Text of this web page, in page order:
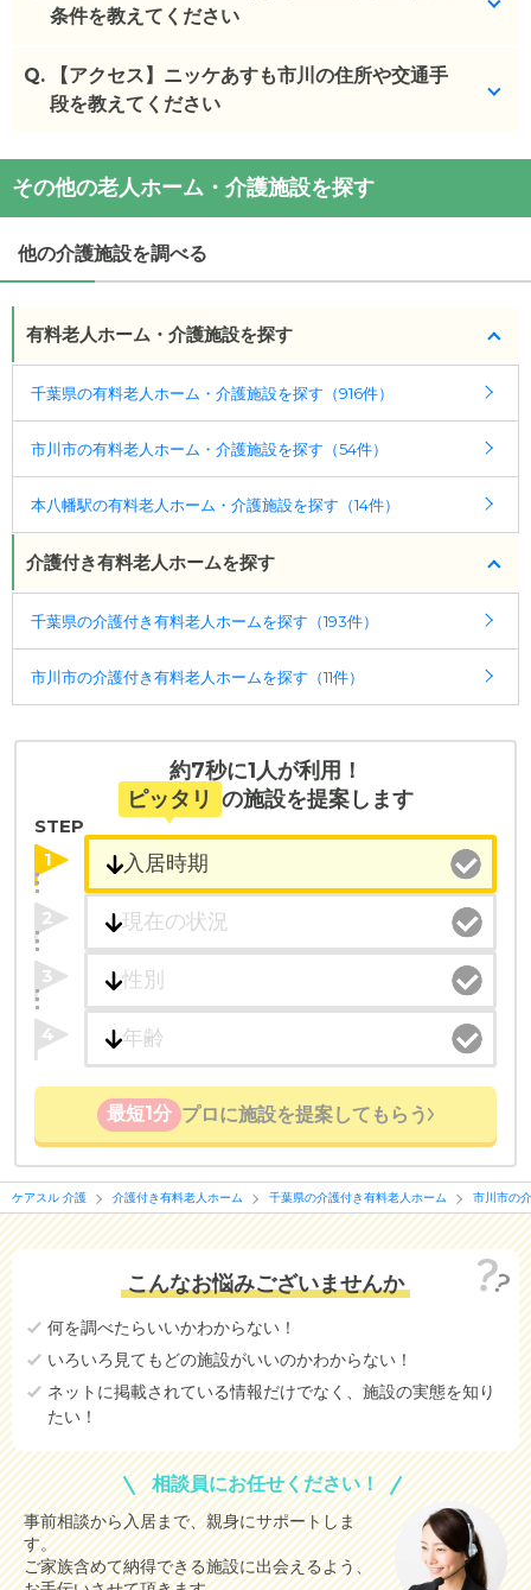
条件を教えてください
ニッケあすも市川の入居金・月額料金は次のとおり
です。
・月額費用が63.8〜74万円
・要介護度：自立、要支援1、要支援2、要介護1、要
・認知症：受け入れ可
ケアスル 介護では詳細な料金プランをご確認頂けま
す。詳しくはこちら 。
◎ケアスル 介護の3つの特徴
ポート
入居相談：
0120-579-721
受付時間：10：00～19：00
・全国10000件の介護施設情報を掲載
幅広い選択肢の中から、条件にあった施設を選ぶ
ことができます。
たとえば「カラオケ」「麻雀」が楽しめる施設、
「夫婦入居可」の施設、「看取り可」の施設など、
医療・看護体制から施設を探すこともできます。
Q.
【アクセス】ニッケあすも市川の住所や交通手
段を教えてください
ニッケあすも市川の交通アクセス
・住所：千葉県市川市鬼高2-20-25
・最寄り駅：鬼越駅0.4km下総中山駅0.6km京成
中山駅0.7km本八幡駅
山駅1.4km原木中山駅1.5km
ニッケあすも市川の交通アクセス
JR総武線「下総中山駅」から徒歩10分 京成電鉄京成
その他の老人ホーム・介護施設を探す
他の介護施設を調べる
有料老人ホーム・介護施設を探す
千葉県の有料老人ホーム・介護施設を探す（916件）
市川市の有料老人ホーム・介護施設を探す（54件）
本八幡駅の有料老人ホーム・介護施設を探す（14件）
介護付き有料老人ホームを探す
千葉県の介護付き有料老人ホームを探す（193件）
市川市の介護付き有料老人ホームを探す（11件）
約7秒に1人が利用！
ピッタリ の施設を提案します
STEP
1
2
3
4
最短1分 プロに施設を提案してもらう
ケアスル 介護 介護付き有料老人ホーム 千葉県の介護付き有料老人ホーム 市川市の
こんなお悩みございませんか
何を調べたらいいかわからない！
いろいろ見てもどの施設がいいのかわからない！
ネットに掲載されている情報だけでなく、施設の実態を知り
たい！
相談員にお任せください！
事前相談から入居まで、親身にサポートしま
す。
ご家族含めて納得できる施設に出会えるよう、